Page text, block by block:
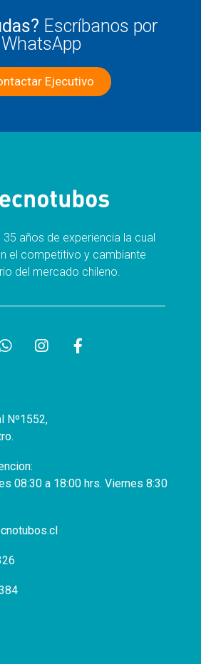
Escríbanos por
WhatsApp
Ejecutivo
años de experiencia la cual
el competitivo y cambiante
del mercado chileno.
Nº1552,
08:30 a 18:00 hrs. Viernes 8:30